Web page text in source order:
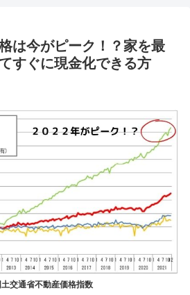
は今がピーク！？家を最
すぐに現金化できる方
土交通省不動産価格指数